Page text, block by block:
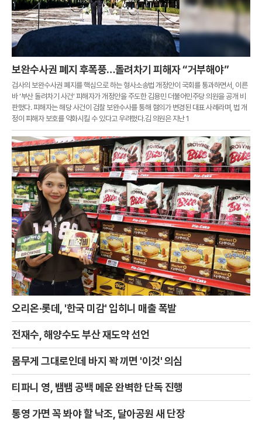
보완수사권 폐지 후폭풍…돌려차기 피해자 “거부해야”
검사의 보완수사권 폐지를 핵심으로 하는 형사소송법 개정안이 국회를 통과하면서, 이른
바 ‘부산 돌려차기 사건’ 피해자가 개정안을 주도한 김용민 더불어민주당 의원을 공개 비
판했다. 피해자는 해당 사건이 검찰 보완수사를 통해 혐의가 변경된 대표 사례라며, 법 개
정이 피해자 보호를 약화시킬 수 있다고 우려했다.김 의원은 지난 1
오리온·롯데, '한국 미감' 입히니 매출 폭발
전재수, 해양수도 부산 재도약 선언
몸무게 그대로인데 바지 꽉 끼면 '이것' 의심
티파니 영, 뱀뱀 공백 메운 완벽한 단독 진행
통영 가면 꼭 봐야 할 낙조, 달아공원 새 단장